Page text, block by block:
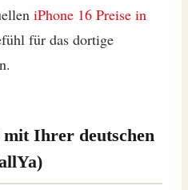
iPhone 16 Preise in
für das dortige
Ihrer deutschen